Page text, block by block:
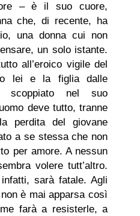
– è il suo cuore,
che, di recente, ha
una donna cui non
un solo istante.
all’eroico vigile del
lei e la figlia dalle
scoppiato nel suo
deve tutto, tranne
perdita del giovane
a se stessa che non
per amore. A nessun
volere tutt’altro.
sarà fatale. Agli
è mai apparsa così
farà a resisterle, a